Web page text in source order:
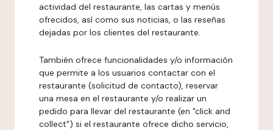
actividad del restaurante, las cartas y menús
ofrecidos, así como sus noticias, o las reseñas
dejadas por los clientes del restaurante.
También ofrece funcionalidades y/o información
que permite a los usuarios contactar con el
restaurante (solicitud de contacto), reservar
una mesa en el restaurante y/o realizar un
pedido para llevar del restaurante (en "click and
collect") si el restaurante ofrece dicho servicio,